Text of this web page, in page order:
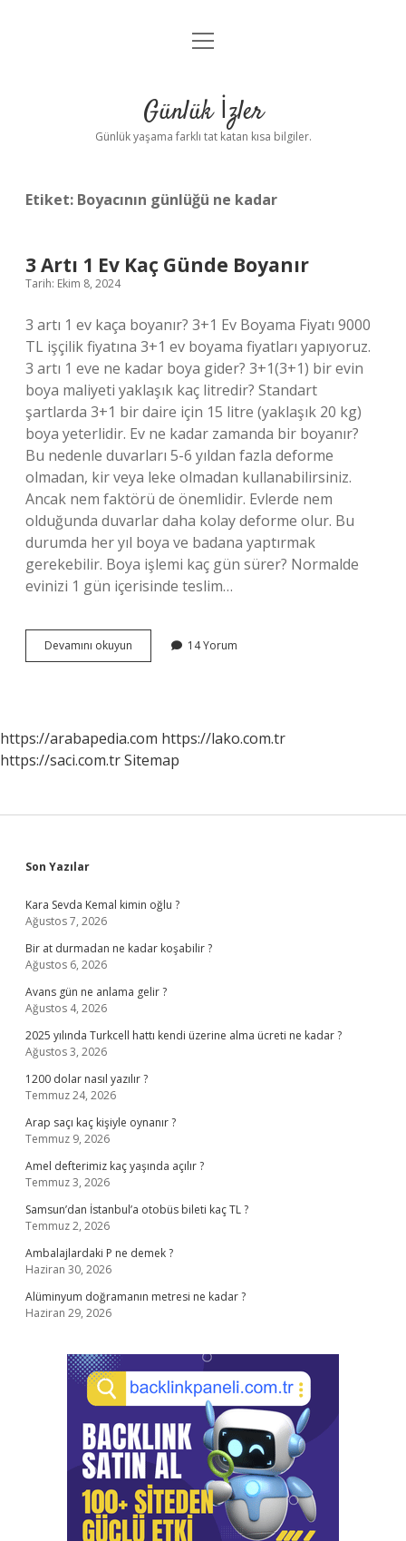
Anasayfa
Yasal Uyarı
menüyü
Günlük İzler
Günlük yaşama farklı tat katan kısa bilgiler.
Etiket: Boyacının günlüğü ne kadar
3 Artı 1 Ev Kaç Günde Boyanır
Tarih: Ekim 8, 2024
3 artı 1 ev kaça boyanır? 3+1 Ev Boyama Fiyatı 9000
TL işçilik fiyatına 3+1 ev boyama fiyatları yapıyoruz.
3 artı 1 eve ne kadar boya gider? 3+1(3+1) bir evin
boya maliyeti yaklaşık kaç litredir? Standart
şartlarda 3+1 bir daire için 15 litre (yaklaşık 20 kg)
boya yeterlidir. Ev ne kadar zamanda bir boyanır?
Bu nedenle duvarları 5-6 yıldan fazla deforme
olmadan, kir veya leke olmadan kullanabilirsiniz.
Ancak nem faktörü de önemlidir. Evlerde nem
olduğunda duvarlar daha kolay deforme olur. Bu
durumda her yıl boya ve badana yaptırmak
gerekebilir. Boya işlemi kaç gün sürer? Normalde
evinizi 1 gün içerisinde teslim…
Devamını okuyun
Artı
Boyanır
14 Yorum
https://arabapedia.com https://lako.com.tr
https://saci.com.trSitemap
Sidebar
Son Yazılar
Kara Sevda Kemal kimin oğlu ?
Ağustos 7, 2026
Bir at durmadan ne kadar koşabilir ?
Ağustos 6, 2026
Avans gün ne anlama gelir ?
Ağustos 4, 2026
2025 yılında Turkcell hattı kendi üzerine alma ücreti ne kadar ?
Ağustos 3, 2026
1200 dolar nasıl yazılır ?
Temmuz 24, 2026
Arap saçı kaç kişiyle oynanır ?
Temmuz 9, 2026
Amel defterimiz kaç yaşında açılır ?
Temmuz 3, 2026
Samsun’dan İstanbul’a otobüs bileti kaç TL ?
Temmuz 2, 2026
Ambalajlardaki P ne demek ?
Haziran 30, 2026
Alüminyum doğramanın metresi ne kadar ?
Haziran 29, 2026